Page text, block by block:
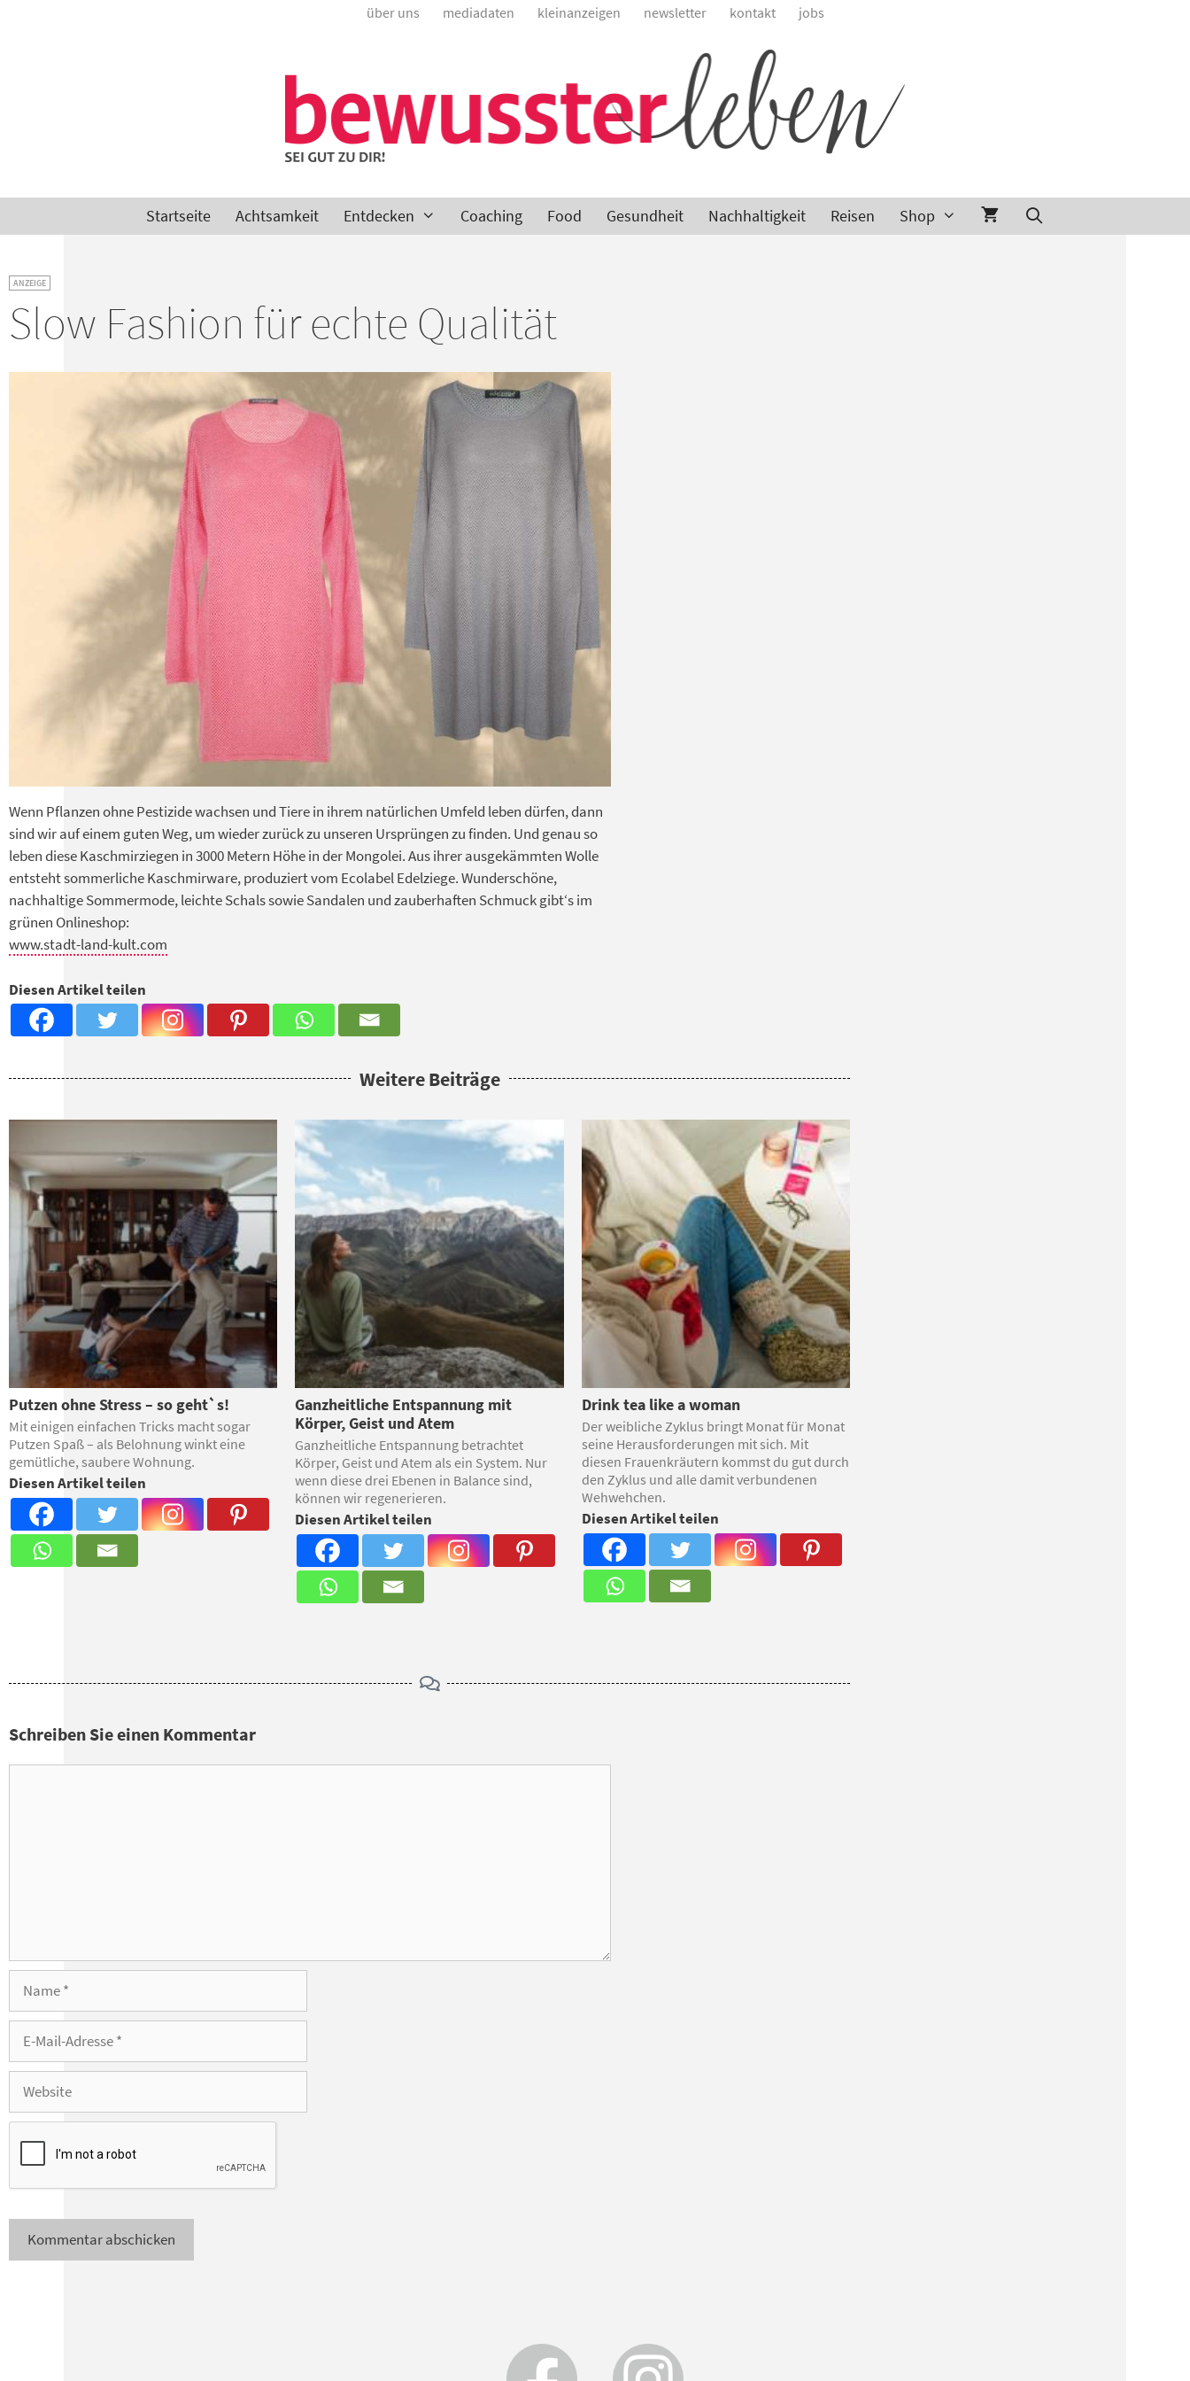
über uns mediadaten kleinanzeigen newsletter kontakt jobs
Startseite Achtsamkeit Entdecken Coaching Food Gesundheit Nachhaltigkeit Reisen Shop
ANZEIGE
Slow Fashion für echte Qualität
Wenn Pflanzen ohne Pestizide wachsen und Tiere in ihrem natürlichen Umfeld leben dürfen, dann
sind wir auf einem guten Weg, um wieder zurück zu unseren Ursprüngen zu finden. Und genau so
leben diese Kaschmirziegen in 3000 Metern Höhe in der Mongolei. Aus ihrer ausgekämmten Wolle
entsteht sommerliche Kaschmirware, produziert vom Ecolabel Edelziege. Wunderschöne,
nachhaltige Sommermode, leichte Schals sowie Sandalen und zauberhaften Schmuck gibt‘s im
grünen Onlineshop:
www.stadt-land-kult.com
Diesen Artikel teilen
Weitere Beiträge
Putzen ohne Stress – so geht`s!
Mit einigen einfachen Tricks macht sogar
Putzen Spaß – als Belohnung winkt eine
gemütliche, saubere Wohnung.
Diesen Artikel teilen
Ganzheitliche Entspannung mit
Körper, Geist und Atem
Ganzheitliche Entspannung betrachtet
Körper, Geist und Atem als ein System. Nur
wenn diese drei Ebenen in Balance sind,
können wir regenerieren.
Diesen Artikel teilen
Drink tea like a woman
Der weibliche Zyklus bringt Monat für Monat
seine Herausforderungen mit sich. Mit
diesen Frauenkräutern kommst du gut durch
den Zyklus und alle damit verbundenen
Wehwehchen.
Diesen Artikel teilen
Schreiben Sie einen Kommentar